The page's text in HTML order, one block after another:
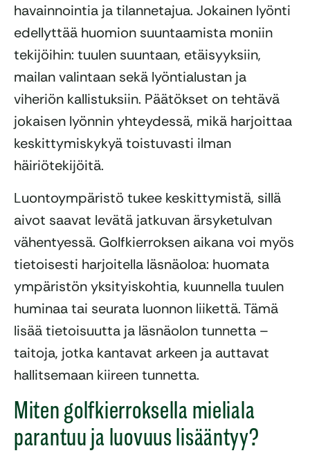
havainnointia ja tilannetajua. Jokainen lyönti
edellyttää huomion suuntaamista moniin
tekijöihin: tuulen suuntaan, etäisyyksiin,
mailan valintaan sekä lyöntialustan ja
viheriön kallistuksiin. Päätökset on tehtävä
jokaisen lyönnin yhteydessä, mikä harjoittaa
keskittymiskykyä toistuvasti ilman
häiriötekijöitä.
Luontoympäristö tukee keskittymistä, sillä
aivot saavat levätä jatkuvan ärsyketulvan
vähentyessä. Golfkierroksen aikana voi myös
tietoisesti harjoitella läsnäoloa: huomata
ympäristön yksityiskohtia, kuunnella tuulen
huminaa tai seurata luonnon liikettä. Tämä
lisää tietoisuutta ja läsnäolon tunnetta –
taitoja, jotka kantavat arkeen ja auttavat
hallitsemaan kiireen tunnetta.
Miten golfkierroksella mieliala
parantuu ja luovuus lisääntyy?